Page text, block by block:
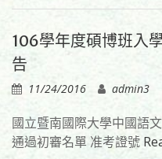
106學年度碩博班入
告
11/24/2016 admin3
國立暨南國際大學中國語
通過初審名單 准考證號